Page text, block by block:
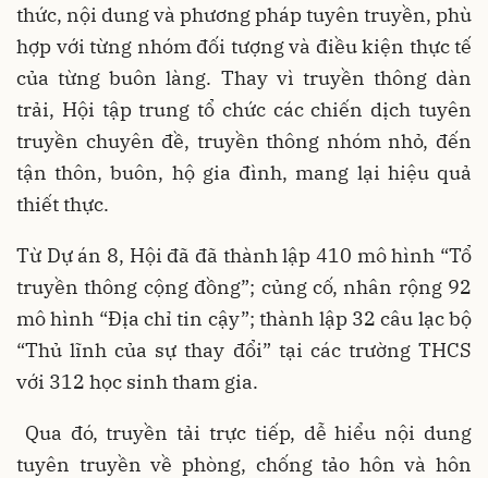
thức, nội dung và phương pháp tuyên truyền, phù
hợp với từng nhóm đối tượng và điều kiện thực tế
của từng buôn làng. Thay vì truyền thông dàn
trải, Hội tập trung tổ chức các chiến dịch tuyên
truyền chuyên đề, truyền thông nhóm nhỏ, đến
tận thôn, buôn, hộ gia đình, mang lại hiệu quả
thiết thực.
Từ Dự án 8, Hội đã đã thành lập 410 mô hình “Tổ
truyền thông cộng đồng”; củng cố, nhân rộng 92
mô hình “Địa chỉ tin cậy”; thành lập 32 câu lạc bộ
“Thủ lĩnh của sự thay đổi” tại các trường THCS
với 312 học sinh tham gia.
Qua đó, truyền tải trực tiếp, dễ hiểu nội dung
tuyên truyền về phòng, chống tảo hôn và hôn